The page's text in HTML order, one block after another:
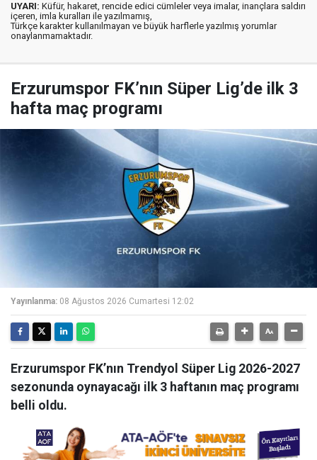
UYARI: Küfür, hakaret, rencide edici cümleler veya imalar, inançlara saldırı
içeren, imla kuralları ile yazılmamış,
Türkçe karakter kullanılmayan ve büyük harflerle yazılmış yorumlar
onaylanmamaktadır.
Erzurumspor FK’nın Süper Lig’de ilk 3
hafta maç programı
Yayınlanma: 08 Ağustos 2026 Cumartesi 12:02
Erzurumspor FK’nın Trendyol Süper Lig 2026-2027
sezonunda oynayacağı ilk 3 haftanın maç programı
belli oldu.